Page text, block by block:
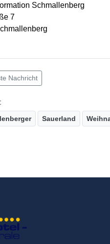
Schmallenberg
7
Nachricht
Sauerland